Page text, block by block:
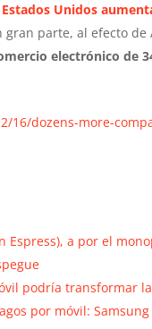
Unidos
gran parte, al efecto de
electrónico de
16/dozens-more-
a por el
podría transformar
por móvil: Samsung